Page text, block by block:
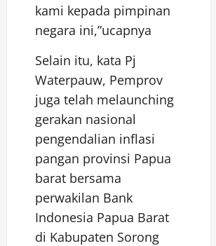
kami kepada pimpinan
negara ini,”ucapnya
Selain itu, kata Pj
Waterpauw, Pemprov
juga telah melaunching
gerakan nasional
pengendalian inflasi
pangan provinsi Papua
barat bersama
perwakilan Bank
Indonesia Papua Barat
di Kabupaten Sorong